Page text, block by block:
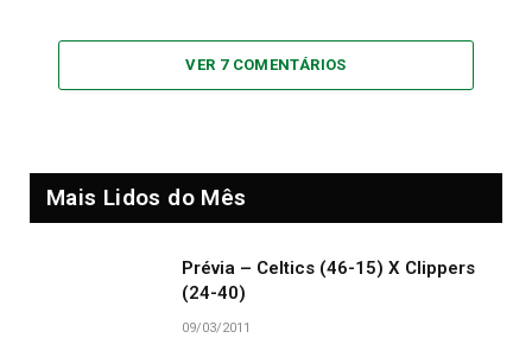
VER 7 COMENTÁRIOS
Mais Lidos do Mês
Prévia – Celtics (46-15) X Clippers
(24-40)
09/03/2011